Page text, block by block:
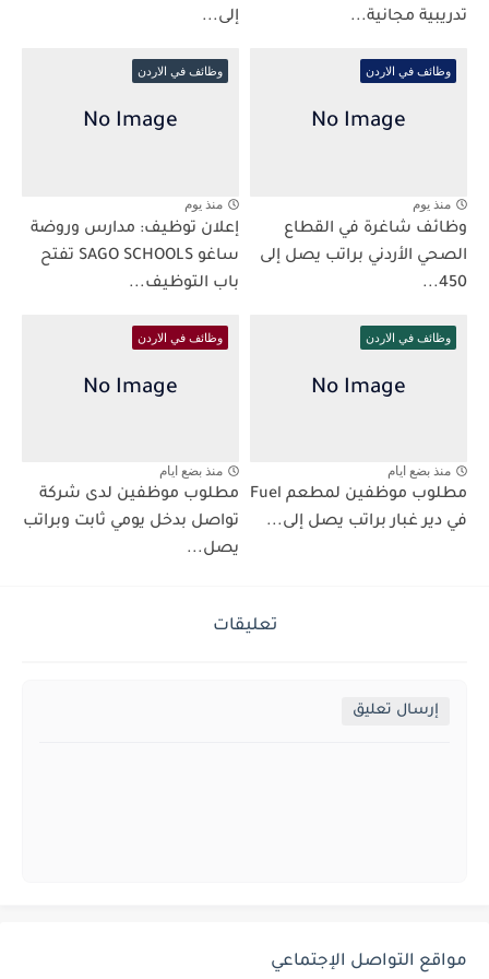
تدريبية مجانية... إلى...
وظائف في الاردن
منذ يوم
وظائف شاغرة في القطاع
الصحي الأردني براتب يصل إلى
450...
وظائف في الاردن
منذ يوم
إعلان توظيف: مدارس وروضة
ساغو SAGO SCHOOLS تفتح
باب التوظيف...
وظائف في الاردن
منذ بضع ايام
مطلوب موظفين لمطعم Fuel
في دير غبار براتب يصل إلى...
وظائف في الاردن
منذ بضع ايام
مطلوب موظفين لدى شركة
تواصل بدخل يومي ثابت وبراتب
يصل...
تعليقات
إرسال تعليق
مواقع التواصل الإجتماعي